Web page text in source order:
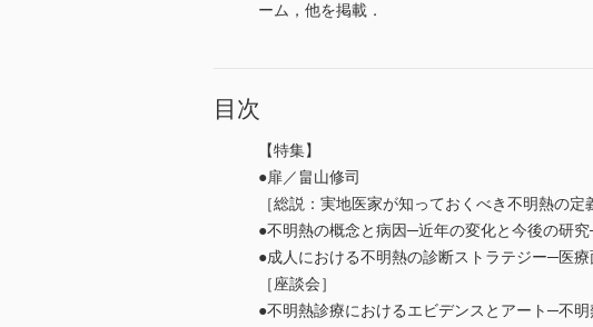
ーム，他を掲載．
目次
【特集】
●扉／畠山修司
［総説：実地医家が知っておくべき不明熱の定
●不明熱の概念と病因─近年の変化と今後の研
●成人における不明熱の診断ストラテジー─医
［座談会］
●不明熱診療におけるエビデンスとアート─不